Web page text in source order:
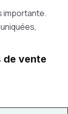
importante.
de vente